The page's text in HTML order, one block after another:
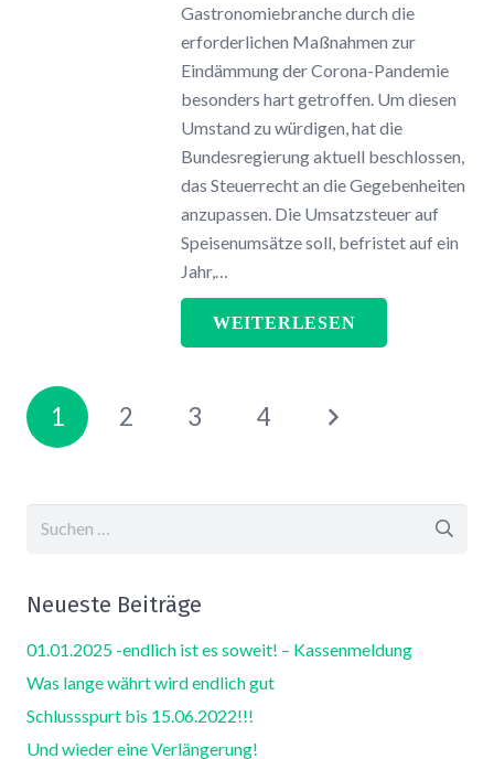
Gastronomiebranche durch die
erforderlichen Maßnahmen zur
Eindämmung der Corona-Pandemie
besonders hart getroffen. Um diesen
Umstand zu würdigen, hat die
Bundesregierung aktuell beschlossen,
das Steuerrecht an die Gegebenheiten
anzupassen. Die Umsatzsteuer auf
Speisenumsätze soll, befristet auf ein
Jahr,…
WEITERLESEN
1 2 3 4
Neueste Beiträge
01.01.2025 -endlich ist es soweit! – Kassenmeldung
Was lange währt wird endlich gut
Schlussspurt bis 15.06.2022!!!
Und wieder eine Verlängerung!